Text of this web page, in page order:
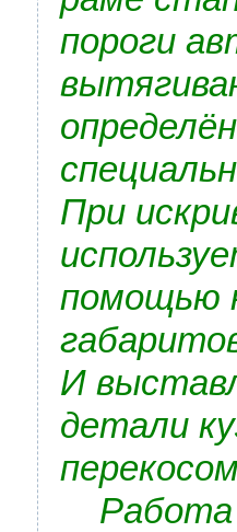
пороги
При
помощью
И
детали
Работа